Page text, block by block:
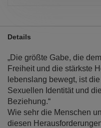
Details
„Die größte Gabe, die
Freiheit und die stärkste
lebenslang bewegt, ist
Sexuellen Identität und
Beziehung.“
Wie sehr die Menschen
diesen